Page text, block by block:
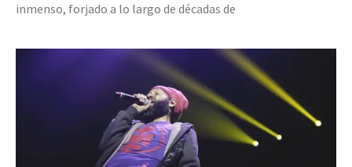
inmenso, forjado a lo largo de décadas de